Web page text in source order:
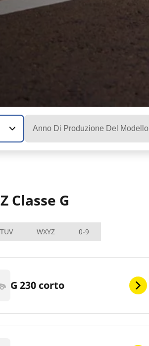
Anno Di Produzione Del Modello
Classe G
TUV WXYZ 0-9
G 230 corto